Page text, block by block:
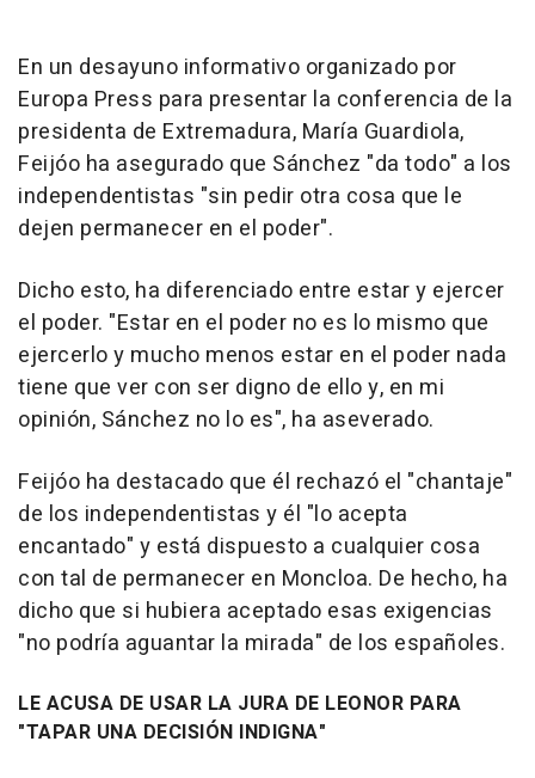
En un desayuno informativo organizado por
Europa Press para presentar la conferencia de la
presidenta de Extremadura, María Guardiola,
Feijóo ha asegurado que Sánchez "da todo" a los
independentistas "sin pedir otra cosa que le
dejen permanecer en el poder".
Dicho esto, ha diferenciado entre estar y ejercer
el poder. "Estar en el poder no es lo mismo que
ejercerlo y mucho menos estar en el poder nada
tiene que ver con ser digno de ello y, en mi
opinión, Sánchez no lo es", ha aseverado.
Feijóo ha destacado que él rechazó el "chantaje"
de los independentistas y él "lo acepta
encantado" y está dispuesto a cualquier cosa
con tal de permanecer en Moncloa. De hecho, ha
dicho que si hubiera aceptado esas exigencias
"no podría aguantar la mirada" de los españoles.
LE ACUSA DE USAR LA JURA DE LEONOR PARA
"TAPAR UNA DECISIÓN INDIGNA"